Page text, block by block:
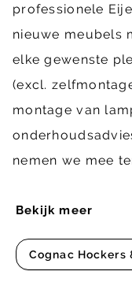
Bekijk meer
Cognac Hockers
professionele
nieuwe meubels
elke gewenste
(excl.
montage van
nemen we mee